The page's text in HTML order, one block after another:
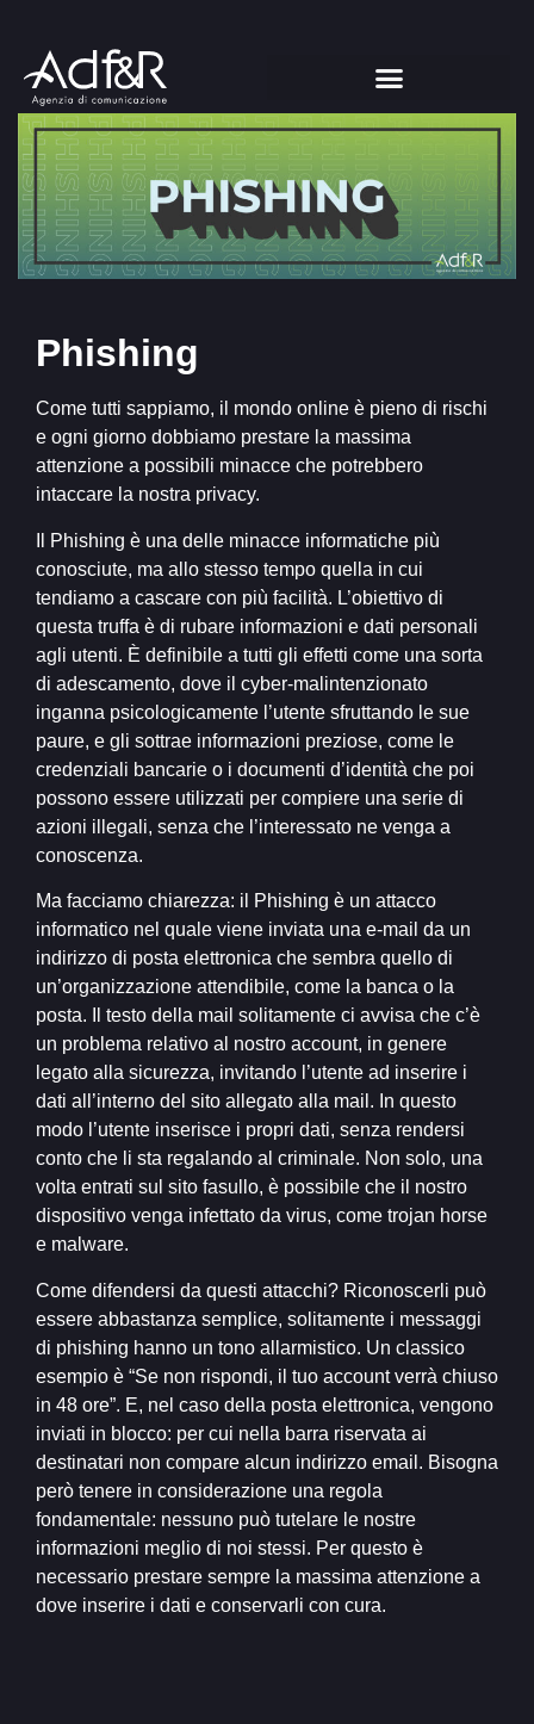
Phishing
Come tutti sappiamo, il mondo online è pieno di rischi
e ogni giorno dobbiamo prestare la massima
attenzione a possibili minacce che potrebbero
intaccare la nostra privacy.
Il Phishing è una delle minacce informatiche più
conosciute, ma allo stesso tempo quella in cui
tendiamo a cascare con più facilità. L’obiettivo di
questa truffa è di rubare informazioni e dati personali
agli utenti. È definibile a tutti gli effetti come una sorta
di adescamento, dove il cyber-malintenzionato
inganna psicologicamente l’utente sfruttando le sue
paure, e gli sottrae informazioni preziose, come le
credenziali bancarie o i documenti d’identità che poi
possono essere utilizzati per compiere una serie di
azioni illegali, senza che l’interessato ne venga a
conoscenza.
Ma facciamo chiarezza: il Phishing è un attacco
informatico nel quale viene inviata una e-mail da un
indirizzo di posta elettronica che sembra quello di
un’organizzazione attendibile, come la banca o la
posta. Il testo della mail solitamente ci avvisa che c’è
un problema relativo al nostro account, in genere
legato alla sicurezza, invitando l’utente ad inserire i
dati all’interno del sito allegato alla mail. In questo
modo l’utente inserisce i propri dati, senza rendersi
conto che li sta regalando al criminale. Non solo, una
volta entrati sul sito fasullo, è possibile che il nostro
dispositivo venga infettato da virus, come trojan horse
e malware.
Come difendersi da questi attacchi? Riconoscerli può
essere abbastanza semplice, solitamente i messaggi
di phishing hanno un tono allarmistico. Un classico
esempio è “Se non rispondi, il tuo account verrà chiuso
in 48 ore”. E, nel caso della posta elettronica, vengono
inviati in blocco: per cui nella barra riservata ai
destinatari non compare alcun indirizzo email. Bisogna
però tenere in considerazione una regola
fondamentale: nessuno può tutelare le nostre
informazioni meglio di noi stessi. Per questo è
necessario prestare sempre la massima attenzione a
dove inserire i dati e conservarli con cura.